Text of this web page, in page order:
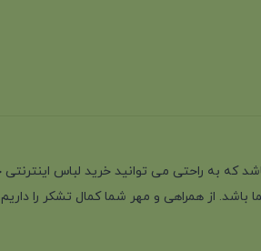
رشت می باشد که به راحتی می توانید خرید لباس
از همراهی و مهر شما کمال تشکر را داریم.